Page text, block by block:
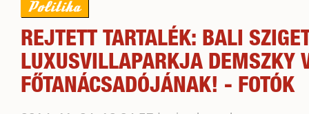
Politika
REJTETT TARTALÉK: BALI
LUXUSVILLAPARKJA DEMSZKY
FŐTANÁCSADÓJÁNAK! - FOTÓK